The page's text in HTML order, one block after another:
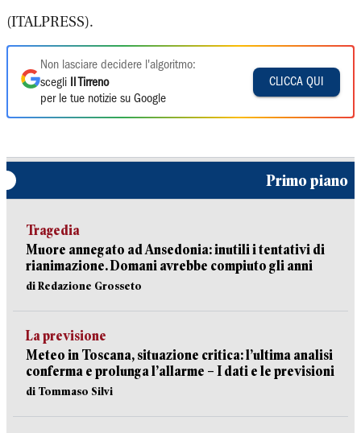
(ITALPRESS).
Non lasciare decidere l'algoritmo:
scegli
Il Tirreno
per le tue notizie su Google
CLICCA QUI
Primo piano
Tragedia
Muore annegato ad Ansedonia: inutili i tentativi di
rianimazione. Domani avrebbe compiuto gli anni
di Redazione Grosseto
La previsione
Meteo in Toscana, situazione critica: l’ultima analisi
conferma e prolunga l’allarme – I dati e le previsioni
di Tommaso Silvi